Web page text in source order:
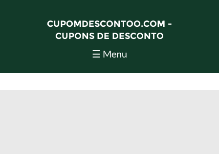
CUPOMDESCONTOO.COM -
CUPONS DE DESCONTO
☰ Menu